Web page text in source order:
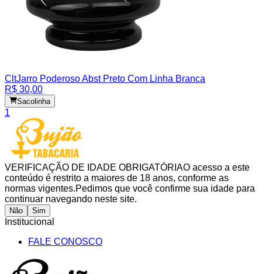
CltJarro Poderoso Abst Preto Com Linha Branca
R$ 30,00
Sacolinha
1
VERIFICAÇÃO DE IDADE OBRIGATÓRIAO acesso a este
conteúdo é restrito a maiores de 18 anos, conforme as
normas vigentes.Pedimos que você confirme sua idade para
continuar navegando neste site.
Não Sim
Institucional
FALE CONOSCO